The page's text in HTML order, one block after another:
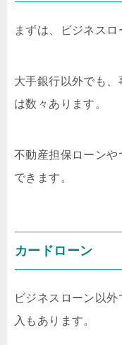
まずは、ビジネスロ
大手銀行以外でも
は数々あります。
不動産担保ローンや
できます。
カードローン
ビジネスローン以
入もあります。